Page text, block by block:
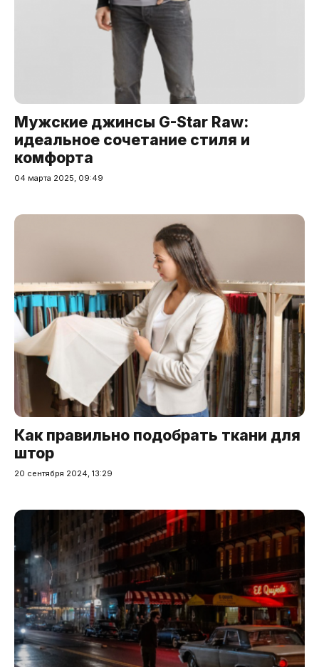
Мужские джинсы G-Star Raw:
идеальное сочетание стиля и
комфорта
04 марта 2025, 09:49
Как правильно подобрать ткани для
штор
20 сентября 2024, 13:29